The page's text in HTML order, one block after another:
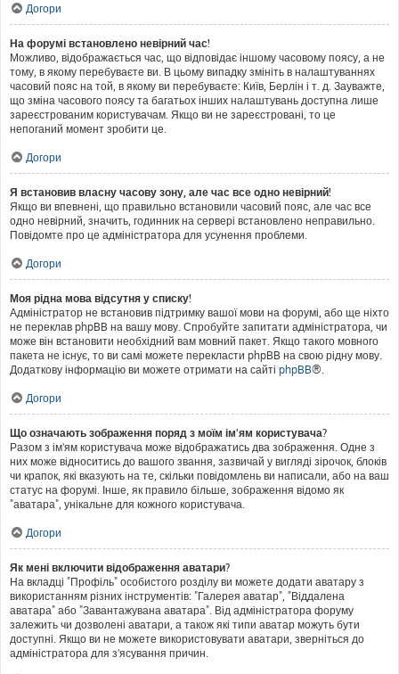
Догори
На форумі встановлено невірний час!
Можливо, відображається час, що відповідає іншому часовому поясу, а не
тому, в якому перебуваєте ви. В цьому випадку змініть в налаштуваннях
часовий пояс на той, в якому ви перебуваєте: Київ, Берлін і т. д. Зауважте,
що зміна часового поясу та багатьох інших налаштувань доступна лише
зареєстрованим користувачам. Якщо ви не зареєстровані, то це
непоганий момент зробити це.
Догори
Я встановив власну часову зону, але час все одно невірний!
Якщо ви впевнені, що правильно встановили часовий пояс, але час все
одно невірний, значить, годинник на сервері встановлено неправильно.
Повідомте про це адміністратора для усунення проблеми.
Догори
Моя рідна мова відсутня у списку!
Адміністратор не встановив підтримку вашої мови на форумі, або ще ніхто
не переклав phpBB на вашу мову. Спробуйте запитати адміністратора, чи
може він встановити необхідний вам мовний пакет. Якщо такого мовного
пакета не існує, то ви самі можете перекласти phpBB на свою рідну мову.
Додаткову інформацію ви можете отримати на сайті phpBB®.
Догори
Що означають зображення поряд з моїм ім'ям користувача?
Разом з ім'ям користувача може відображатись два зображення. Одне з
них може відноситись до вашого звання, зазвичай у вигляді зірочок, блоків
чи крапок, які вказують на те, скільки повідомлень ви написали, або на ваш
статус на форумі. Інше, як правило більше, зображення відомо як
"аватара", унікальне для кожного користувача.
Догори
Як мені включити відображення аватари?
На вкладці "Профіль" особистого розділу ви можете додати аватару з
використанням різних інструментів: "Галерея аватар", "Віддалена
аватара" або "Завантажувана аватара". Від адміністратора форуму
залежить чи дозволені аватари, а також які типи аватар можуть бути
доступні. Якщо ви не можете використовувати аватари, зверніться до
адміністратора для з'ясування причин.